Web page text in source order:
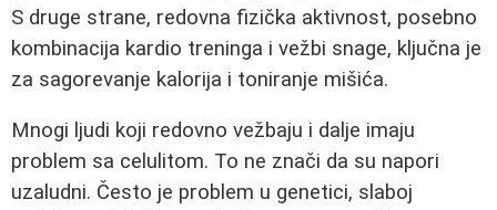
S druge strane, redovna fizička aktivnost, posebno
kombinacija kardio treninga i vežbi snage, ključna je
za sagorevanje kalorija i toniranje mišića.
Mnogi ljudi koji redovno vežbaju i dalje imaju
problem sa celulitom. To ne znači da su napori
uzaludni. Često je problem u genetici, slaboj